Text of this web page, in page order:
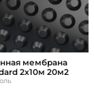
мембрана
2х10м 20м2